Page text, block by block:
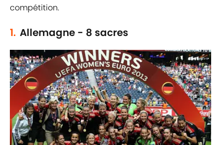
compétition.
1. Allemagne - 8 sacres